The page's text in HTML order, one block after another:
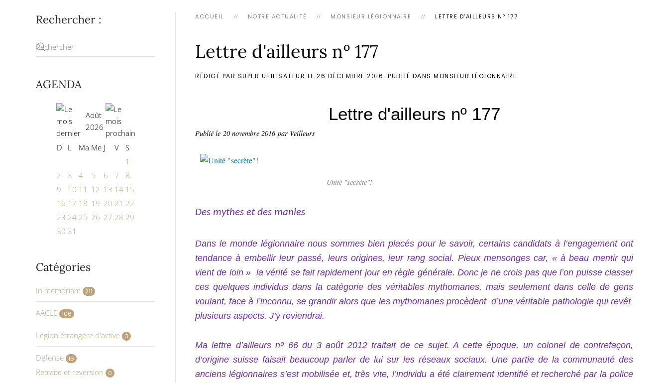
ACCUEIL NOTRE ACTUALITÉ MONSIEUR LÉGIONNAIRE LETTRE D'AILLEURS Nº 177
Lettre d'ailleurs nº 177
RÉDIGÉ PAR SUPER UTILISATEUR LE 26 DÉCEMBRE 2016. PUBLIÉ DANS MONSIEUR LÉGIONNAIRE.
Lettre d'ailleurs nº 177
Publié le 20 novembre 2016 par Veilleurs
Unité "secrète"!
Des mythes et des manies
Dans le monde légionnaire nous sommes bien placés pour le savoir, certains candidats à l’engagement ont
tendance à embellir leur passé, leurs origines, leur rang social. Pieux mensonges car, « à beau mentir qui
vient de loin » la vérité se fait rapidement jour en règle générale. Donc je ne crois pas que l’on puisse classer
ces quelques individus dans la catégorie des véritables mythomanes, mais seulement dans celle de gens
voulant, face à l’inconnu, se grandir alors que les mythomanes procèdent d’une véritable pathologie qui revêt
plusieurs aspects. J’y reviendrai.
Ma lettre d’ailleurs nº 66 du 3 août 2012 traitait de ce sujet. A cette époque, un colonel de contrefaçon,
d’origine suisse faisait beaucoup parler de lui sur les réseaux sociaux. Une partie de la communauté des
anciens légionnaires s’est mobilisée et, très vite, l’individu a été clairement identifié et recherché par la police
Rechercher :
AGENDA
Août
2026
D L Ma Me J V
S
1
2
3 4 5 6 7
8
9
10 11 12 13 14 15
16 17 18 19 20 21 22
23 24 25 26 27 28 29
30 31
Catégories
In memoriam 211
AACLE 106
Légion étrangère d'active 3
Défense 16
Retraite et reversion 0